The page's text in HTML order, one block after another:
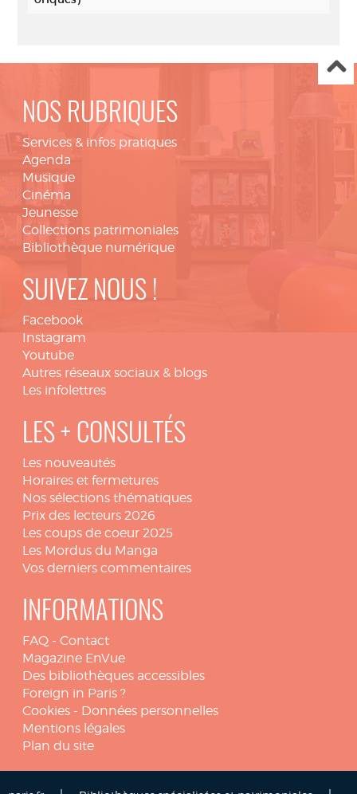
NOS RUBRIQUES
Services & infos pratiques
Agenda
Musique
Cinéma
Jeunesse
Collections patrimoniales
Bibliothèque numérique
SUIVEZ NOUS !
Facebook
Instagram
Youtube
Autres réseaux sociaux & blogs
Les infolettres
LES + CONSULTÉS
Les nouveautés
Horaires et fermetures
Nos sélections thématiques
Prix des lecteurs 2026
Les coups de coeur 2025
Les Mordus du Manga
Vos derniers commentaires
INFORMATIONS
FAQ - Contact
Magazine EnVue
Des bibliothèques accessibles
Foreign in Paris ?
Cookies - Données personnelles
Mentions légales
Plan du site